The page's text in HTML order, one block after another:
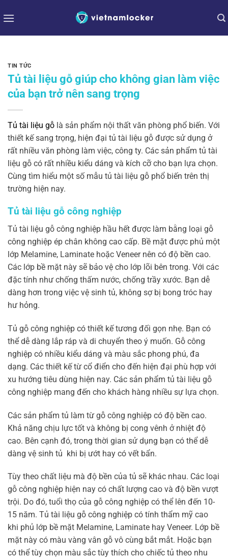
qua
TIN TỨC
Tủ tài liệu gỗ giúp cho không gian làm việc
của bạn trở nên sang trọng
Tủ tài liệu gỗ là sản phẩm nội thất văn phòng phổ biến. Với
thiết kế sang trọng, hiện đại tủ tài liệu gỗ được sử dụng ở
rất nhiều văn phòng làm việc, công ty. Các sản phẩm tủ tài
liệu gỗ có rất nhiều kiểu dáng và kích cỡ cho bạn lựa chọn.
Cùng tìm hiểu một số mẫu tủ tài liệu gỗ phổ biến trên thị
trường hiện nay.
Tủ tài liệu gỗ công nghiệp
Tủ tài liệu gỗ công nghiệp hầu hết được làm bằng loại gỗ
công nghiệp ép chân không cao cấp. Bề mặt được phủ một
lớp Melamine, Laminate hoặc Veneer nên có độ bền cao.
Các lớp bề mặt này sẽ bảo vệ cho lớp lõi bên trong. Với các
đặc tính như chống thấm nước, chống trầy xước. Bạn dễ
dàng hơn trong việc vệ sinh tủ, không sợ bị bong tróc hay
hư hỏng.
Tủ gỗ công nghiệp có thiết kế tương đối gọn nhẹ. Bạn có
thể dễ dàng lắp ráp và di chuyển theo ý muốn. Gỗ công
nghiệp có nhiều kiểu dáng và màu sắc phong phú, đa
dạng. Các thiết kế từ cổ điển cho đến hiện đại phù hợp với
xu hướng tiêu dùng hiện nay. Các sản phẩm tủ tài liệu gỗ
công nghiệp mang đến cho khách hàng nhiều sự lựa chọn.
Các sản phẩm tủ làm từ gỗ công nghiệp có độ bền cao.
Khả năng chịu lực tốt và không bị cong vênh ở nhiệt độ
cao. Bên cạnh đó, trong thời gian sử dụng bạn có thể dễ
dàng vệ sinh tủ khi bị ướt hay có vết bẩn.
Tùy theo chất liệu mà độ bền của tủ sẽ khác nhau. Các loại
gỗ công nghiệp hiện nay có chất lượng cao và độ bền vượt
trội. Do đó, tuổi thọ của gỗ công nghiệp có thể lên đến 10-
15 năm. Tủ tài liệu gỗ công nghiệp có tính thẩm mỹ cao
khi phủ lớp bề mặt Melamine, Laminate hay Veneer. Lớp bề
mặt này có màu vàng vân gỗ vô cùng bắt mắt. Hoặc bạn
có thể tùy chọn màu sắc tùy thích cho chiếc tủ theo nhu